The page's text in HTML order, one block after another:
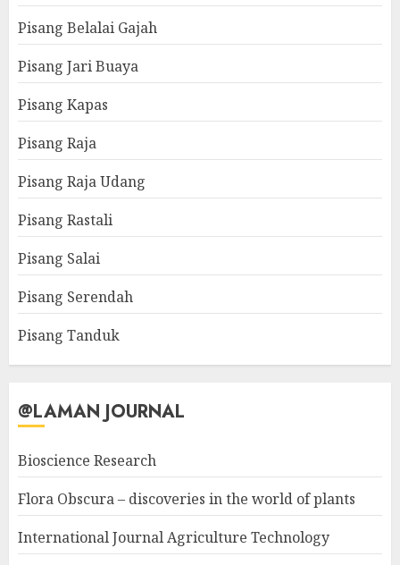
Pisang Belalai Gajah
Pisang Jari Buaya
Pisang Kapas
Pisang Raja
Pisang Raja Udang
Pisang Rastali
Pisang Salai
Pisang Serendah
Pisang Tanduk
@LAMAN JOURNAL
Bioscience Research
Flora Obscura – discoveries in the world of plants
International Journal Agriculture Technology